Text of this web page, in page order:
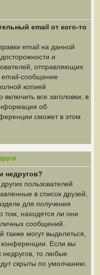
email от кого-то
email на данной
и
отправляющих
сообщение
копией
все заголовки, в
об
сможет в этом
недругов?
пользователей
в список друзей,
для получения
том, находятся ли они
сообщений.
могут выделяться,
конференции. Если вы
недругов, то любые
скрыты по умолчанию.